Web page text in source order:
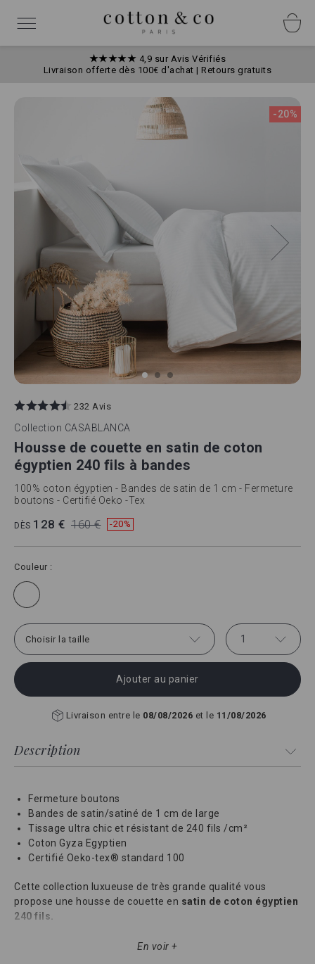
contenu
Basculer
★★★★★ 4,9 sur Avis Vérifiés
Livraison offerte dès 100€ d'achat | Retours gratuits
232 Avis
Collection CASABLANCA
Housse de couette en satin de coton
égyptien 240 fils à bandes
100% coton égyptien - Bandes de satin de 1 cm - Fermeture
boutons - Certifié Oeko -Tex
DÈS 128 € 160 € -20%
Couleur
Choisir la taille 1
Ajouter au panier
Livraison entre le 08/08/2026 et le 11/08/2026
Description
Fermeture boutons
Bandes de satin/satiné de 1 cm de large
Tissage ultra chic et résistant de 240 fils /cm²
Coton Gyza Egyptien
Certifié Oeko-tex® standard 100
Cette collection luxueuse de très grande qualité vous
propose une housse de couette en satin de coton égyptien
240 fils.
lui confère un style unique, intemporel et élégant.
En voir +
images
-20%
to
the
beginning
the
images
gallery